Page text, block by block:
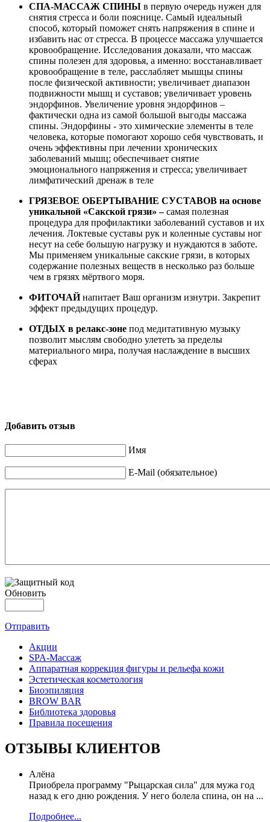
СПА-МАССАЖ СПИНЫ в первую очередь нужен для
снятия стресса и боли пояснице. Самый идеальный
способ, который поможет снять напряжения в спине и
избавить нас от стресса. В процессе массажа улучшается
кровообращение. Исследования доказали, что массаж
спины полезен для здоровья, а именно: восстанавливает
кровообращение в теле, расслабляет мышцы спины
после физической активности; увеличивает диапазон
подвижности мышц и суставов; увеличивает уровень
эндорфинов. Увеличение уровня эндорфинов –
фактически одна из самой большой выгоды массажа
спины. Эндорфины - это химические элементы в теле
человека, которые помогают хорошо себя чувствовать, и
очень эффективны при лечении хронических
заболеваний мышц; обеспечивает снятие
эмоционального напряжения и стресса; увеличивает
лимфатический дренаж в теле
ГРЯЗЕВОЕ ОБЕРТЫВАНИЕ СУСТАВОВ на основе
уникальной «Сакской грязи»–самая полезная
процедура для профилактики заболеваний суставов и их
лечения. Локтевые суставы рук и коленные суставы ног
несут на себе большую нагрузку и нуждаются в заботе.
Мы применяем уникальные сакские грязи, в которых
содержание полезных веществ в несколько раз больше
чем в грязях мёртвого моря.
ФИТОЧАЙнапитает Ваш организм изнутри. Закрепит
эффект предыдущих процедур.
ОТДЫХ в релакс-зоне под медитативную музыку
позволит мыслям свободно улететь за пределы
материального мира, получая наслаждение в высших
сферах
Добавить отзыв
Имя
E-Mail (обязательное)
Обновить
Отправить
Акции
SPA-Массаж
Аппаратная коррекция фигуры и рельефа кожи
Эстетическая косметология
Биоэпиляция
BROW BAR
Библиотека здоровья
Правила посещения
ОТЗЫВЫ КЛИЕНТОВ
Алёна
Приобрела программу "Рыцарская сила" для мужа год
назад к его дню рождения. У него болела спина, он на ...
Подробнее...